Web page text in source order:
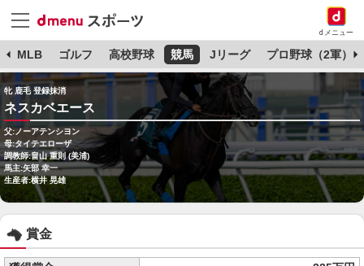
dメニュー
MLB ゴルフ 高校野球 競馬 Jリーグ プロ野球（2軍）
牝 鹿毛 登録抹消
ネスカベエース
父:ノーアテンシヨン
母:タイテエローザ
調教師:畠山 重則 (美浦)
馬主:矢部 幸一
生産者:横井 晃雄
賞金